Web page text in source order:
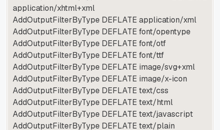
application/xhtml+xml
AddOutputFilterByType DEFLATE application/xml
AddOutputFilterByType DEFLATE font/opentype
AddOutputFilterByType DEFLATE font/otf
AddOutputFilterByType DEFLATE font/ttf
AddOutputFilterByType DEFLATE image/svg+xml
AddOutputFilterByType DEFLATE image/x-icon
AddOutputFilterByType DEFLATE text/css
AddOutputFilterByType DEFLATE text/html
AddOutputFilterByType DEFLATE text/javascript
AddOutputFilterByType DEFLATE text/plain